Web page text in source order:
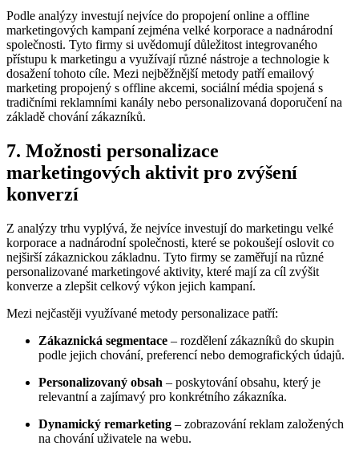
Podle analýzy investují‌ nejvíce do propojení online a offline
⁤marketingových kampaní ​zejména velké ‌korporace a nadnárodní
společnosti. Tyto firmy si uvědomují důležitost integrovaného
přístupu k marketingu ‌a využívají​ různé nástroje⁤ a technologie ⁣k
dosažení tohoto cíle.⁤ Mezi​ nejběžnější metody patří emailový
marketing propojený s offline akcemi, sociální ‌média spojená s
tradičními⁣ reklamními kanály nebo personalizovaná ⁤doporučení na
základě chování zákazníků.
7. Možnosti personalizace
marketingových‍ aktivit pro zvýšení
konverzí
Z analýzy trhu vyplývá, že nejvíce investují ⁤do ⁤marketingu velké
korporace a nadnárodní společnosti, které se pokoušejí oslovit co
nejširší zákaznickou základnu.‍ Tyto firmy se zaměřují na různé
personalizované marketingové aktivity,⁣ které mají za cíl zvýšit
konverze ‍a zlepšit⁤ celkový výkon jejich​ kampaní.
Mezi nejčastěji ⁣využívané metody personalizace patří:
Zákaznická segmentace – rozdělení⁣ zákazníků​ do skupin
podle⁤ jejich chování,‌ preferencí nebo demografických údajů.
Personalizovaný⁣ obsah – poskytování obsahu, který je
relevantní‌ a zajímavý pro konkrétního⁢ zákazníka.
Dynamický remarketing – ⁤zobrazování reklam založených
na chování uživatele​ na webu.